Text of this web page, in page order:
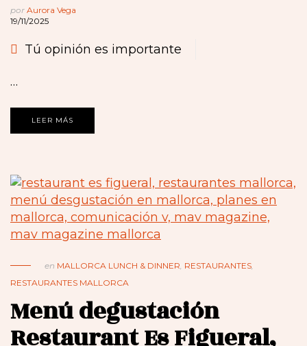
por Aurora Vega
19/11/2025
Tú opinión es importante
…
LEER MÁS
en MALLORCA LUNCH & DINNER, RESTAURANTES,
RESTAURANTES MALLORCA
Menú degustación
Restaurant Es Figueral,